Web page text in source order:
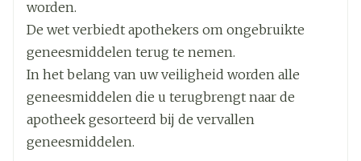
Dag 3: 300 mg/dag
Dag 4: 400 mg/dag
Verdere dosisaanpassingen tot 800 mg/dag tegen
dag 6 dienen plaats te vinden in stappen van niet
meer dan 200 mg/dag
Onderhoudsdosering: 200 tot 800 mg/dag
Actieve
Ingrediënten
Behoud
Kamertemperatuur (15°C -
25°C)
worden.
De wet verbiedt apothekers om ongebruikte
geneesmiddelen terug te nemen.
In het belang van uw veiligheid worden alle
geneesmiddelen die u terugbrengt naar de
apotheek gesorteerd bij de vervallen
geneesmiddelen.